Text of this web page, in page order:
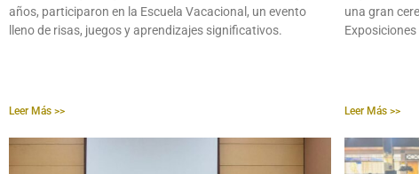
años, participaron en la Escuela Vacacional, un evento
lleno de risas, juegos y aprendizajes significativos.
Leer Más >>
una gran
Exposiciones
Leer Más >>